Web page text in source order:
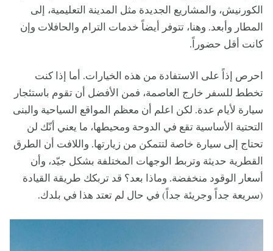
الكورنيش، والمشاريع الجديدة مثل المدينة التعليمية، إلى
المطار وأبعد. وهنا، تتوفر أيضاً خدمات الترام والحافلات وإن
كانت أقل حضوراً.
احرص إذاً على الاستفادة من هذه الخيارات. أما إذا كنت
تخطط للسفر خارج العاصمة، فمن الأفضل أن تقوم باستئجار
سيارة لأيام عدة. لكن اعلم أن معظم المواقع السياحية والبنى
التحتية الأساسية تقع في الدوحة ومحيطها، ما يعني أنّك لن
تحتاج إلى سيارة خاصة لتتمكن من زيارتها. واللافت أن الطرق
القطرية حديثة وتربط الوجهات المختلفة بشكل جيّد، وأن
أسعار الوقود منخفضة. وماذا بعد؟ قد تربكك طريقة القيادة
(سريعة جداً وجريئة جداً) في حال لم تعتد هذا في بلدك.